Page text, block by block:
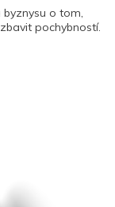
o tom,
pochybností.